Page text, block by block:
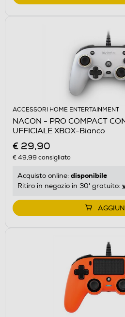
ACCESSORI HOME ENTERTAINMENT
NACON - PRO COMPACT
UFFICIALE XBOX-Bianco
€ 29,90
€ 49,99 consigliato
Acquisto online: disponibile
Ritiro in negozio in 30' gratuito: